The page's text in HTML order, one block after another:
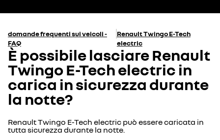
domande frequenti sui veicoli -
FAQ
Renault Twingo E-Tech
electric
È possibile lasciare Renault
Twingo E-Tech electric in
carica in sicurezza durante
la notte?
Renault Twingo E-Tech electric può essere caricata in
tutta sicurezza durante la notte.